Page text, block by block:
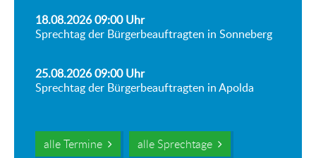
18.08.2026 09:00Uhr
Sprechtag der Bürgerbeauftragten in Sonneberg
25.08.2026 09:00Uhr
Sprechtag der Bürgerbeauftragten in Apolda
alle Termine alle Sprechtage